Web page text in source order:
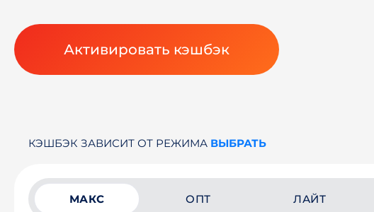
Активировать кэшбэк
КЭШБЭК ЗАВИСИТ ОТ РЕЖИМА ВЫБРАТЬ
МАКС ОПТ ЛАЙТ